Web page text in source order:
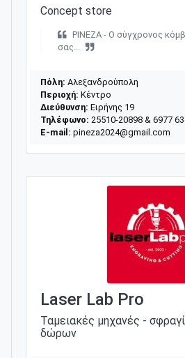
Concept store
PINEZA - Ο σύγχρονος
σας...
Πόλη: Αλεξανδρούπολη
Περιοχή: Κέντρο
Διεύθυνση: Ειρήνης 19
Τηλέφωνο: 25510-20898 & 6977
E-mail: pineza2024@gmail.com
Laser Lab Pro
Ταμειακές μηχανές -
δώρων